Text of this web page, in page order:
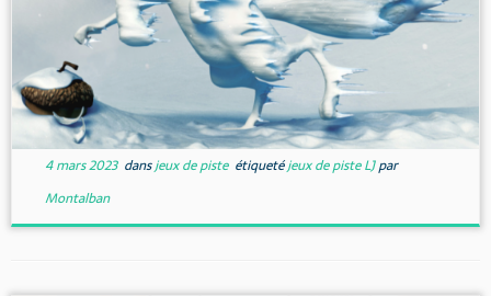
4 mars 2023dansjeux de piste étiquetéjeux de piste LJpar
Montalban